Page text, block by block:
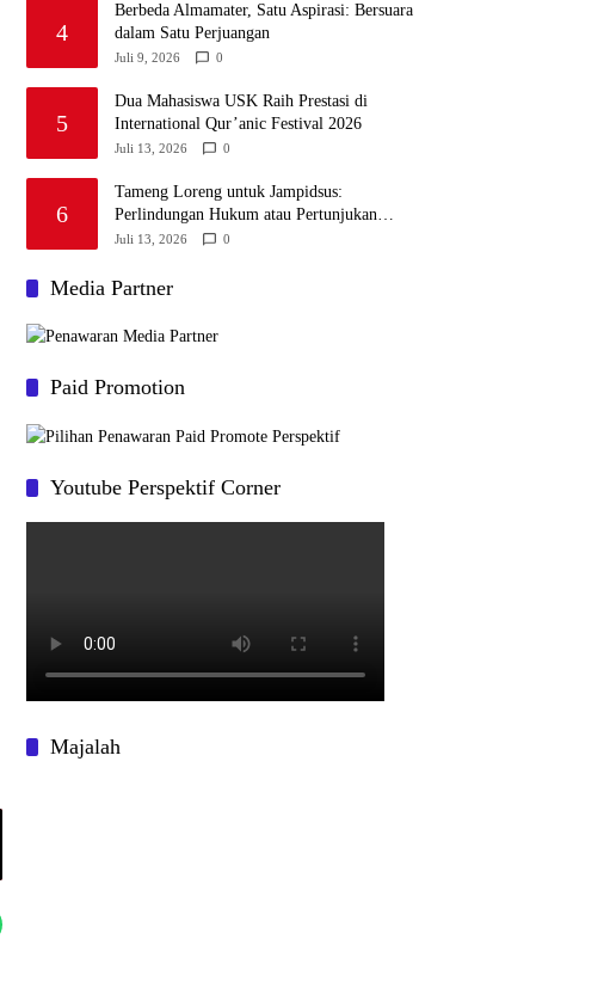
4
Berbeda Almamater, Satu Aspirasi: Bersuara
dalam Satu Perjuangan
Juli 9, 2026 0
5
Dua Mahasiswa USK Raih Prestasi di
International Qur’anic Festival 2026
Juli 13, 2026 0
6
Tameng Loreng untuk Jampidsus:
Perlindungan Hukum atau Pertunjukan
Kekuasaan?
Juli 13, 2026 0
Media Partner
Paid Promotion
Youtube Perspektif Corner
Majalah